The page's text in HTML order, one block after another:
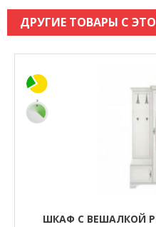
ДРУГИЕ ТОВАРЫ С
ШКАФ С ВЕШАЛКОЙ